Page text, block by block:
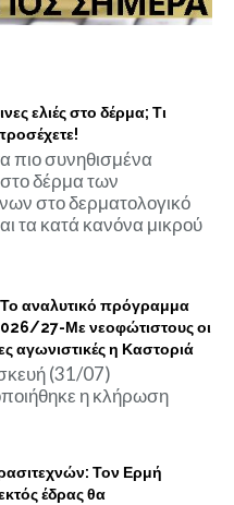
ελιές στο δέρμα; Τι
πιο συνηθισμένα
δέρμα των
στο δερματολογικό
τα κατά κανόνα μικρού
αναλυτικό πρόγραμμα
27-Με νεοφώτιστους οι
αγωνιστικές η Καστοριά
(31/07)
η κλήρωση
Τον Ερμή
έδρας θα